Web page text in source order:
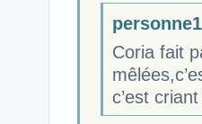
Coria fait
c’est